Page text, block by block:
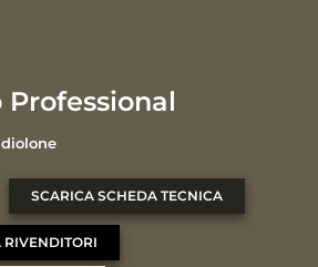
Professional
SCARICA SCHEDA TECNICA
RIVENDITORI